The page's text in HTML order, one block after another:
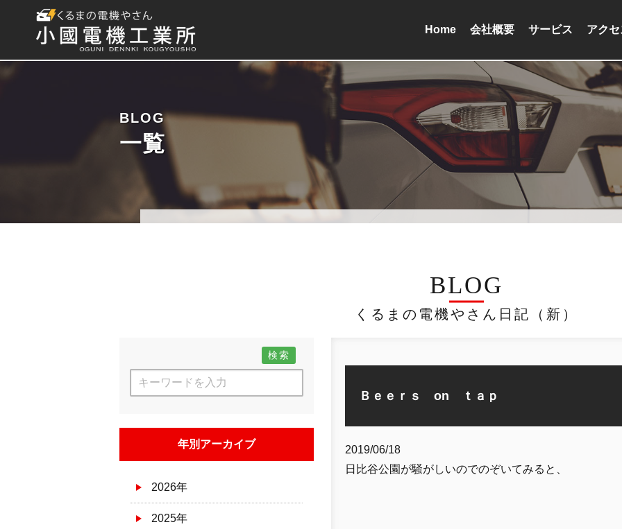
Home 会社概要 サービス アク
BLOG
一覧
BLOG
くるまの電機やさん日記（新）
検索
年別アーカイブ
2026年
2025年
Ｂｅｅｒｓ on ｔａｐ
2019/06/18
日比谷公園が騒がしいのでのぞいてみると、